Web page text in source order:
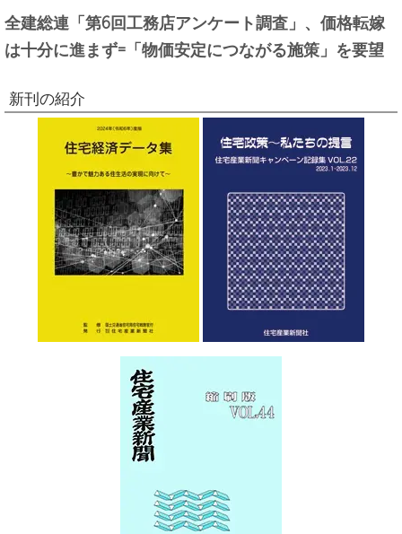
全建総連「第6回工務店アンケート調査」、価格転嫁
は十分に進まず=「物価安定につながる施策」を要望
新刊の紹介